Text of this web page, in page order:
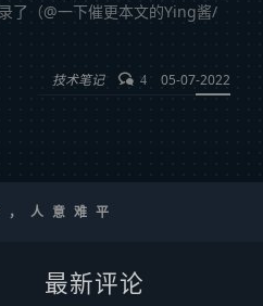
了（@一下催更本文的Ying酱/
技术笔记 4 05-07-2022
，人意难平
最新评论